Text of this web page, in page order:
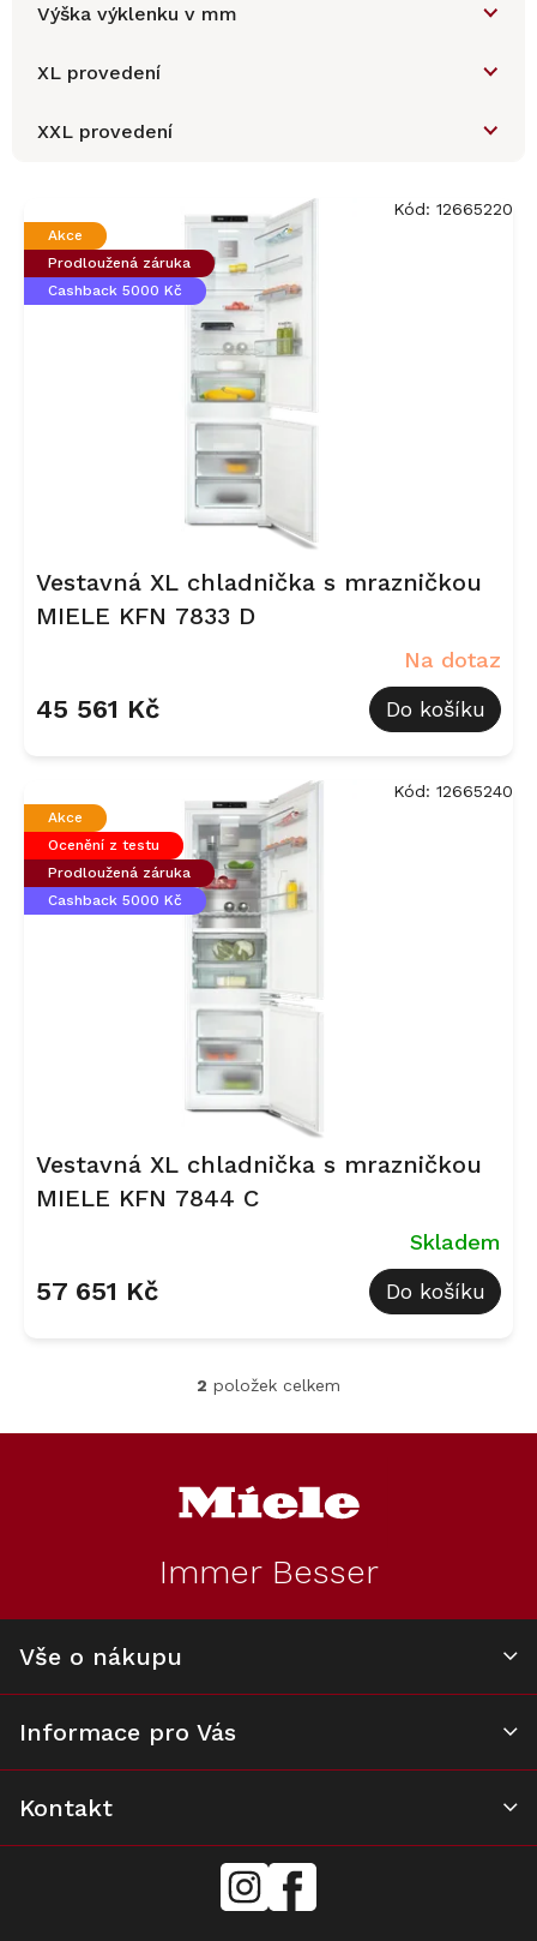
Výška výklenku v mm
XL provedení
XXL provedení
p
p
Akce
Prodloužená záruka
Cashback 5000 Kč
Vestavná XL chladnička s mrazničkou
MIELE KFN 7833 D
Na dotaz
45 561 Kč Do košíku
Kód: 12665220
Akce
Ocenění z testu
Prodloužená záruka
Cashback 5000 Kč
Vestavná XL chladnička s mrazničkou
MIELE KFN 7844 C
Skladem
57 651 Kč Do košíku
Kód: 12665240
O
l
a
p
v
v
2 položek celkem
Immer Besser
Vše o nákupu
Informace pro Vás
Kontakt
mielecentervlasek
Miele
Center